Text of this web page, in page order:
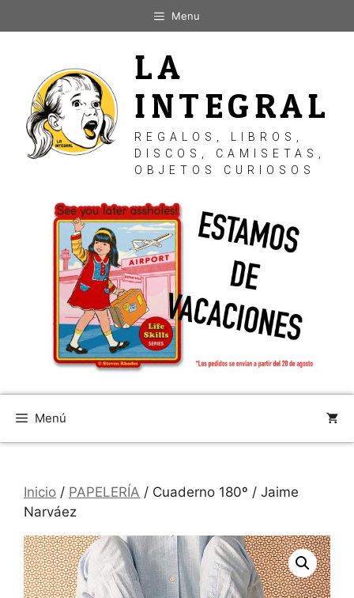
al
Menu
LA
INTEGRAL
REGALOS, LIBROS,
DISCOS, CAMISETAS,
OBJETOS CURIOSOS
Menú
Inicio / PAPELERÍA / Cuaderno 180º / Jaime
Narváez